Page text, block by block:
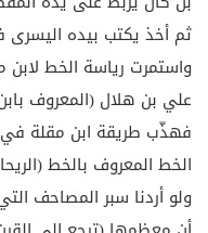
ثم أخذ يكتب بيده اليسرى
واستمرت رياسة الخط
فهذّب طريقة ابن مقلة في
الخط المعروف بالخط
ولو أردنا سبر المصاحف